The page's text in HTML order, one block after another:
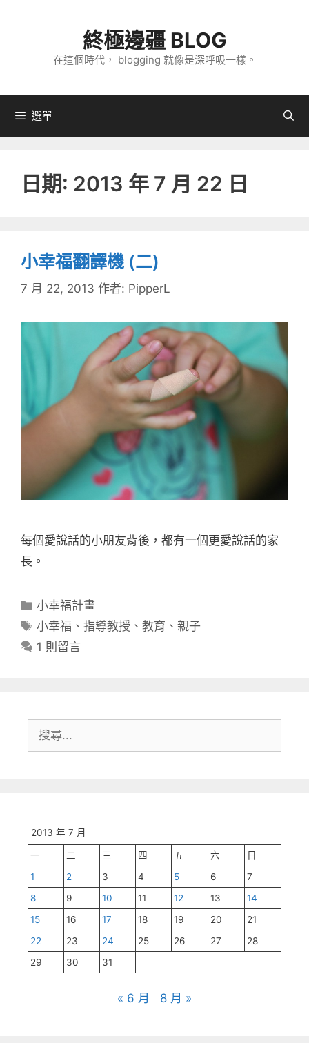
內
終極邊疆 BLOG
在這個時代， blogging 就像是深呼吸一樣。
選單
日期: 2013 年 7 月 22 日
小幸福翻譯機 (二)
7 月 22, 2013 作者: PipperL
每個愛說話的小朋友背後，都有一個更愛說話的家
長。
分
類
小幸福計畫
標
籤
小幸福 、指導教授 、教育 、親子
1 則留言
尋:
2013 年 7 月
一 二 三 四 五 六
日
1
2 3 4 5 6
7
8
9 10 11 12 13
14
15
16 17 18 19 20
21
22
23 24 25 26 27
28
29
30 31
« 6 月 8 月 »